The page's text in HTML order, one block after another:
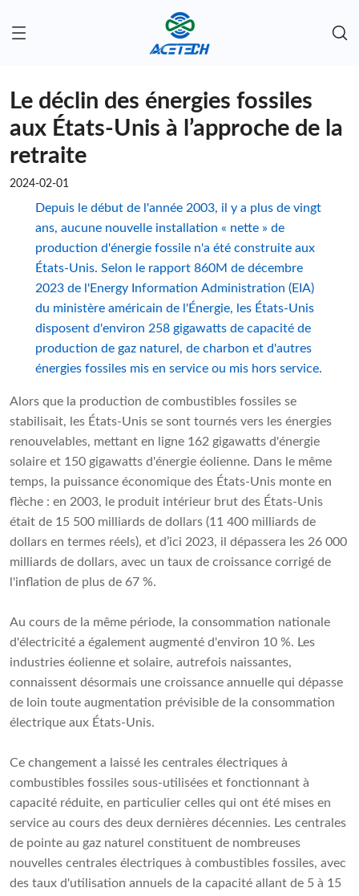
Le déclin des énergies fossiles
aux États-Unis à l’approche de la
retraite
2024-02-01
Depuis le début de l'année 2003, il y a plus de vingt
ans, aucune nouvelle installation « nette » de
production d'énergie fossile n'a été construite aux
États-Unis. Selon le rapport 860M de décembre
2023 de l'Energy Information Administration (EIA)
du ministère américain de l'Énergie, les États-Unis
disposent d'environ 258 gigawatts de capacité de
production de gaz naturel, de charbon et d'autres
énergies fossiles mis en service ou mis hors service.
Alors que la production de combustibles fossiles se
stabilisait, les États-Unis se sont tournés vers les énergies
renouvelables, mettant en ligne 162 gigawatts d'énergie
solaire et 150 gigawatts d'énergie éolienne. Dans le même
temps, la puissance économique des États-Unis monte en
flèche : en 2003, le produit intérieur brut des États-Unis
était de 15 500 milliards de dollars (11 400 milliards de
dollars en termes réels), et d’ici 2023, il dépassera les 26 000
milliards de dollars, avec un taux de croissance corrigé de
l'inflation de plus de 67 %.
Au cours de la même période, la consommation nationale
d'électricité a également augmenté d'environ 10 %. Les
industries éolienne et solaire, autrefois naissantes,
connaissent désormais une croissance annuelle qui dépasse
de loin toute augmentation prévisible de la consommation
électrique aux États-Unis.
Ce changement a laissé les centrales électriques à
combustibles fossiles sous-utilisées et fonctionnant à
capacité réduite, en particulier celles qui ont été mises en
service au cours des deux dernières décennies. Les centrales
de pointe au gaz naturel constituent de nombreuses
nouvelles centrales électriques à combustibles fossiles, avec
des taux d'utilisation annuels de la capacité allant de 5 à 15